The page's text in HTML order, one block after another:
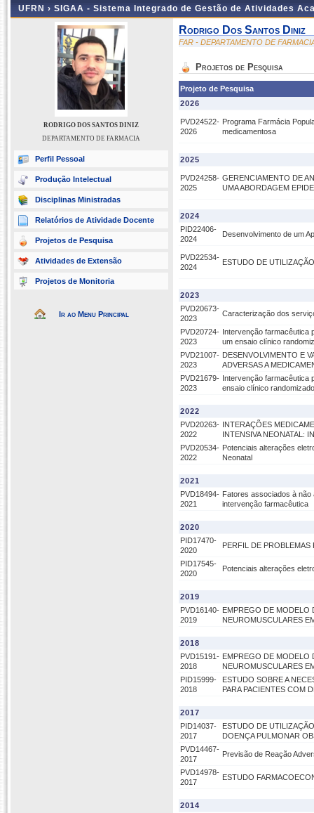
UFRN › SIGAA - Sistema Integrado de Gestão de Atividades
RODRIGO DOS SANTOS DINIZ
DEPARTAMENTO DE FARMACIA
Perfil Pessoal
Produção Intelectual
Disciplinas Ministradas
Relatórios de Atividade Docente
Projetos de Pesquisa
Atividades de Extensão
Projetos de Monitoria
Ir ao Menu Principal
Rodrigo Dos Santos Diniz
FAR - DEPARTAMENTO DE
Projetos de Pesquisa
Projeto de Pesquisa
2026
PVD24522-
2026
Programa Farmácia
medicamentosa
2025
PVD24258-
2025
GERENCIAMENTO DE
UMA ABORDAGEM
2024
PID22406-
2024
Desenvolvimento de um
PVD22534-
2024
ESTUDO DE
2023
PVD20673-
2023
Caracterização dos
PVD20724-
2023
Intervenção farmacêutica
um ensaio clínico
PVD21007-
2023
DESENVOLVIMENTO E
ADVERSAS A
PVD21679-
2023
Intervenção farmacêutica
ensaio clínico randomizado
2022
PVD20263-
2022
INTERAÇÕES
INTENSIVA NEONATAL:
PVD20534-
2022
Potenciais alterações
Neonatal
2021
PVD18494-
2021
Fatores associados à não
intervenção farmacêutica
2020
PID17470-
2020
PERFIL DE PROBLEMAS
PID17545-
2020
Potenciais alterações
2019
PVD16140-
2019
EMPREGO DE MODELO
NEUROMUSCULARES
2018
PVD15191-
2018
EMPREGO DE MODELO
NEUROMUSCULARES
PID15999-
2018
ESTUDO SOBRE A
PARA PACIENTES COM
2017
PID14037-
2017
ESTUDO DE
DOENÇA PULMONAR
PVD14467-
2017
Previsão de Reação
PVD14978-
2017
ESTUDO
2014